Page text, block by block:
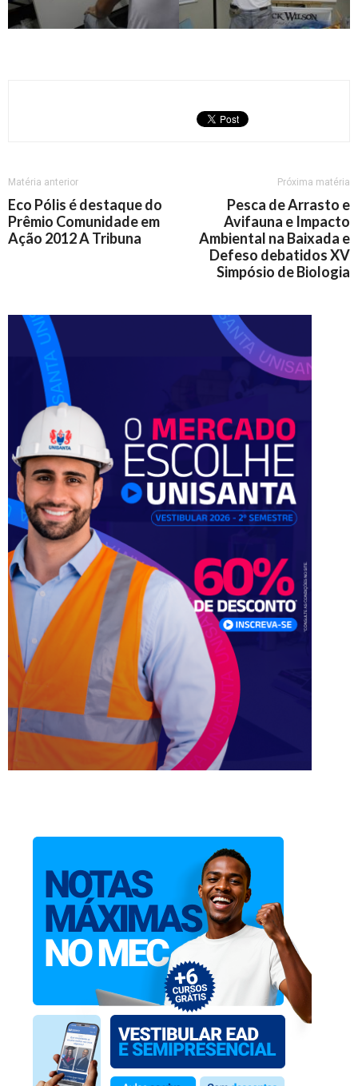
Matéria anterior
Eco Pólis é destaque do
Prêmio Comunidade em
Ação 2012 A Tribuna
Próxima matéria
Pesca de Arrasto e
Avifauna e Impacto
Ambiental na Baixada e
Defeso debatidos XV
Simpósio de Biologia